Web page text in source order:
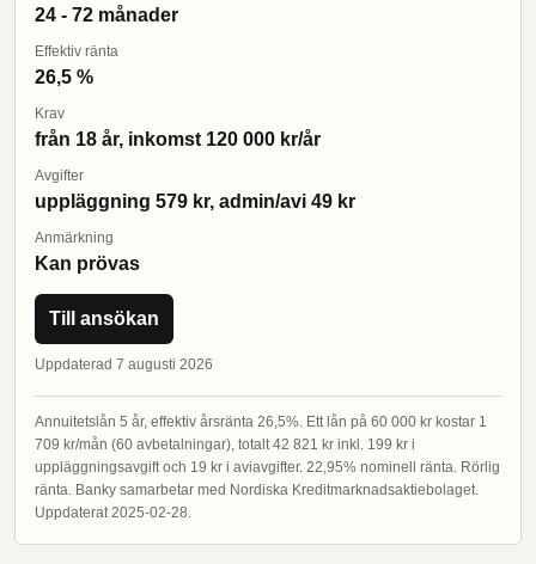
24 - 72 månader
Effektiv ränta
26,5 %
Krav
från 18 år, inkomst 120 000 kr/år
Avgifter
uppläggning 579 kr, admin/avi 49 kr
Anmärkning
Kan prövas
Till ansökan
Uppdaterad 7 augusti 2026
Annuitetslån 5 år, effektiv årsränta 26,5%. Ett lån på 60 000 kr kostar 1
709 kr/mån (60 avbetalningar), totalt 42 821 kr inkl. 199 kr i
uppläggningsavgift och 19 kr i aviavgifter. 22,95% nominell ränta. Rörlig
ränta. Banky samarbetar med Nordiska Kreditmarknadsaktiebolaget.
Uppdaterat 2025-02-28.